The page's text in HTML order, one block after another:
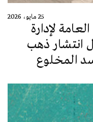
25 مايو، 2026
لإدارة
انتشار ذهب
المخلوع